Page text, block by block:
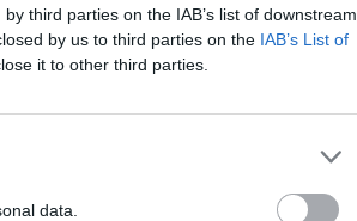
third parties on the IAB’s list of downstream
by us to third parties on the IAB’s List of
it to other third parties.
data.
že jsem šel na jistotu.
do sprintu,“uvedl po
ho nyní čekají starty ve